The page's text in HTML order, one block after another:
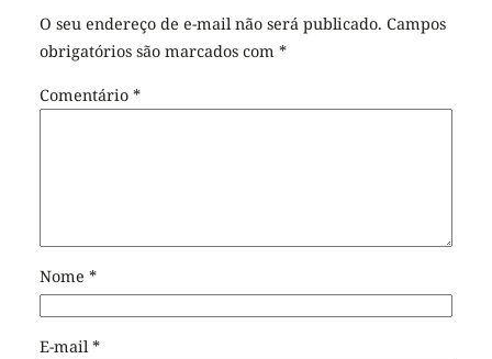
O seu endereço de e-mail não será publicado. Campos
obrigatórios são marcados com *
Comentário *
Nome *
E-mail*